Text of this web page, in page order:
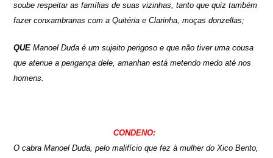
soube respeitar as famílias de suas vizinhas, tanto que quiz também
fazer conxambranas com a Quitéria e Clarinha, moças donzellas;
QUE Manoel Duda é um sujeito perigoso e que não tiver uma cousa
que atenue a perigança dele, amanhan está metendo medo até nos
homens.
CONDENO:
O cabra Manoel Duda, pelo malifício que fez à mulher do Xico Bento,